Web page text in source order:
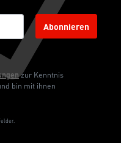
Abonnieren
zur Kenntnis
bin mit ihnen